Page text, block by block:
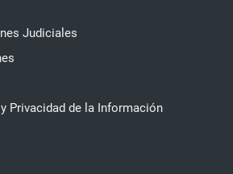
Judiciales
Privacidad de la Información